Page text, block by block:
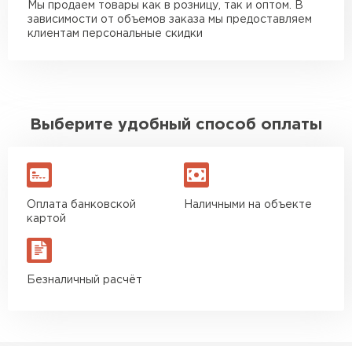
Мы продаем товары как в розницу, так и оптом. В
зависимости от объемов заказа мы предоставляем
клиентам персональные скидки
Выберите удобный способ оплаты
Оплата банковской
картой
Наличными на объекте
Безналичный расчёт